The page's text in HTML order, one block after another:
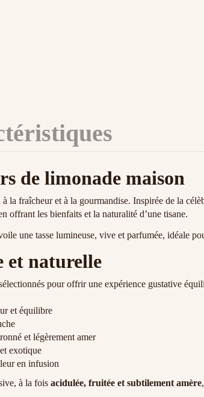
de limonade maison
la fraîcheur et à la gourmandise. Inspirée de la
offrant les bienfaits et la naturalité d’une tisane.
une tasse lumineuse, vive et parfumée, idéale
et naturelle
pour offrir une expérience gustative
et équilibre
et légèrement amer
exotique
en infusion
à la fois acidulée, fruitée et subtilement amère